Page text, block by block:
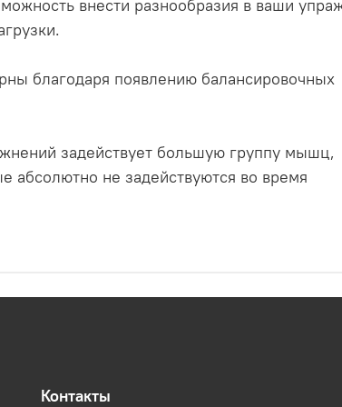
внести разнообразия в ваши
благодаря появлению балансировочных
задействует большую группу мышц,
не задействуются во время
Контакты